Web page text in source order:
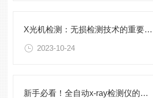
X光机检测：无损检测技术的重要应用
2023-10-24
新手必看！全自动x-ray检测仪的标准化操作手册